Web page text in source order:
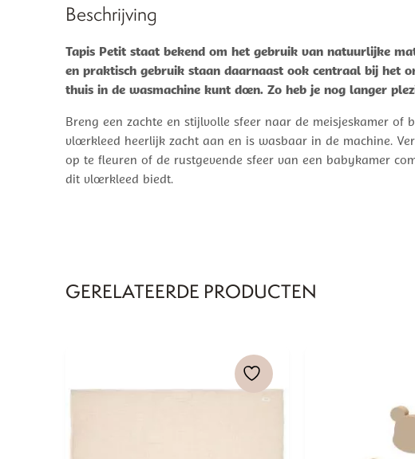
Beschrijving
Tapis Petit staat bekend om het gebruik van natuurlijke
en praktisch gebruik staan daarnaast ook centraal bij het
thuis in de wasmachine kunt doen. Zo heb je nog langer
Breng een zachte en stijlvolle sfeer naar de meisjeskamer of
vloerkleed heerlijk zacht aan en is wasbaar in de machine.
op te fleuren of de rustgevende sfeer van een babykamer
dit vloerkleed biedt.
GERELATEERDE PRODUCTEN